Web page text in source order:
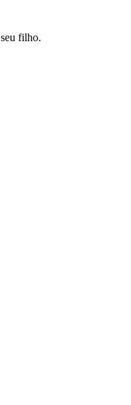
filho.